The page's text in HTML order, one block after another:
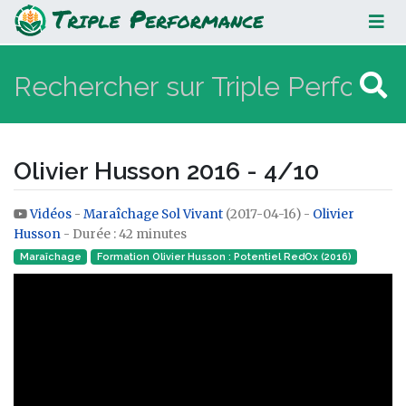
Olivier Husson 2016 - 4/10
Olivier Husson 2016 - 4/10
Aller à :navigation,rechercher
Vidéos - Maraîchage Sol Vivant (2017-04-16) - Olivier
Husson - Durée : 42 minutes
Maraîchage Formation Olivier Husson : Potentiel RedOx (2016)